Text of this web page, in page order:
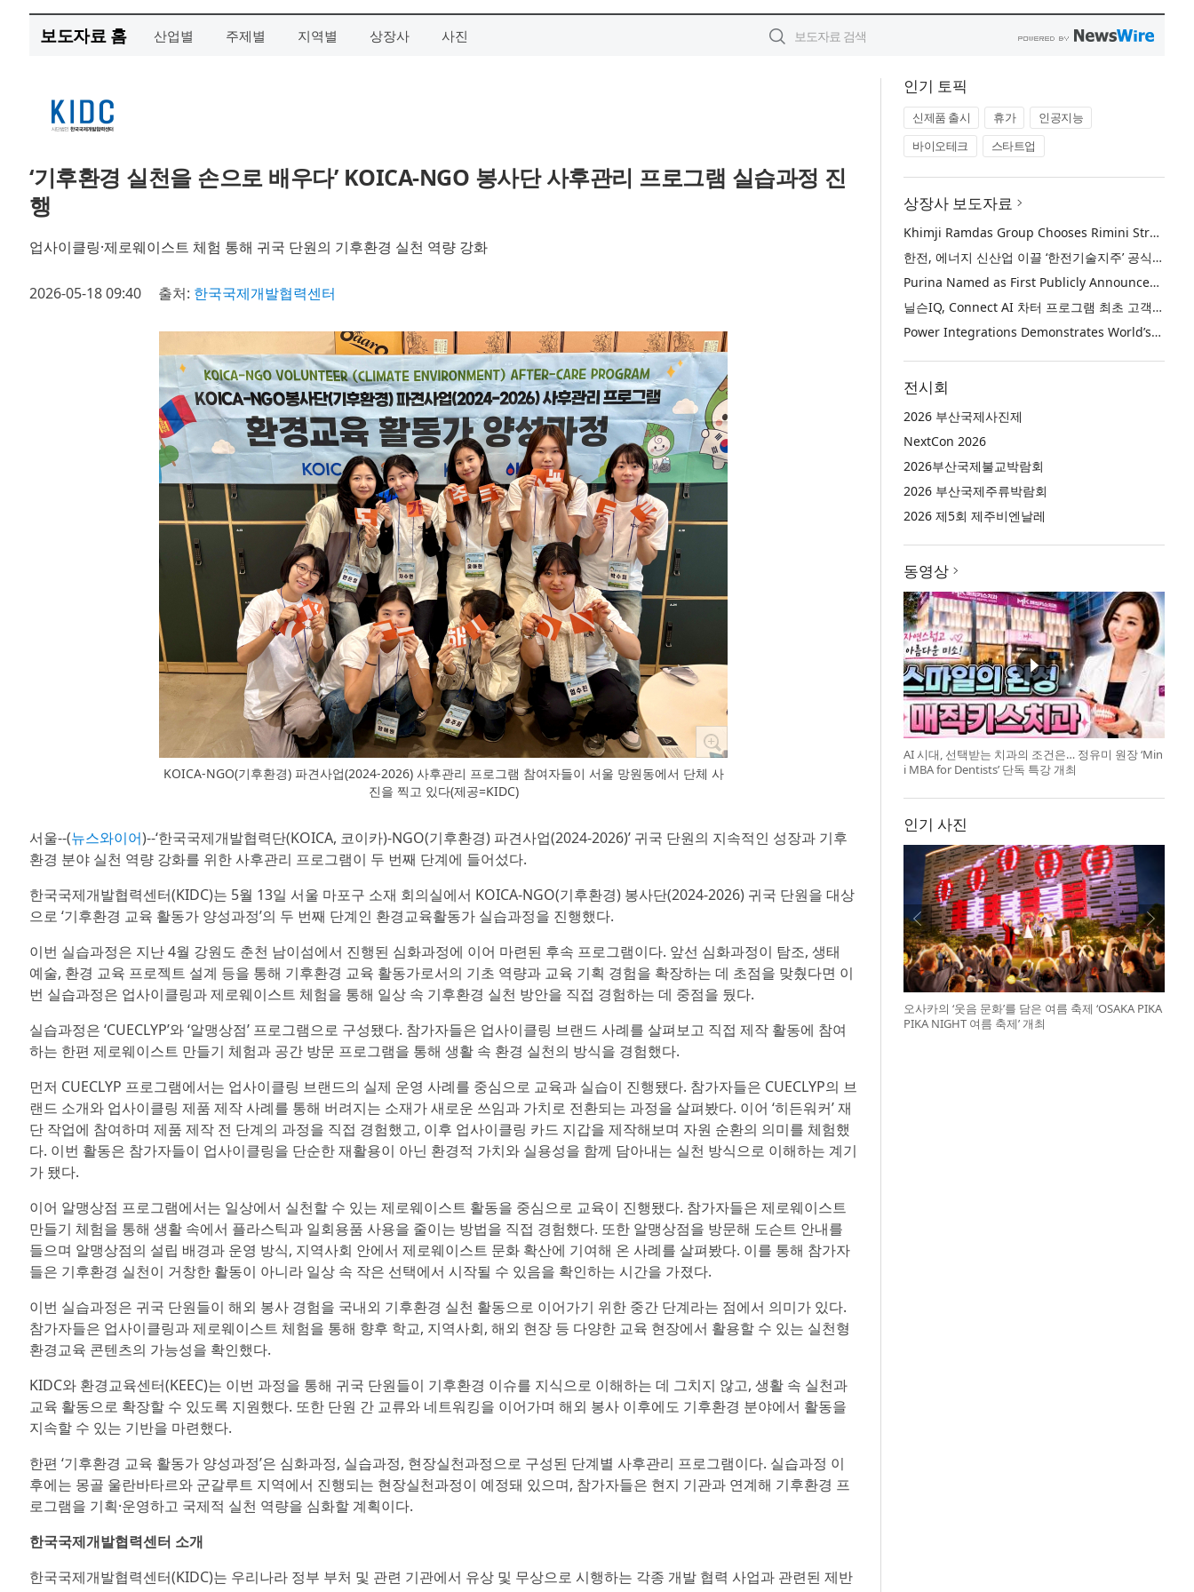
보도자료 홈 산업별 주제별 지역별 상장사 사진
‘기후환경 실천을 손으로 배우다’ KOICA-NGO 봉사단 사후관리 프로그램 실습과정 진
행
업사이클링·제로웨이스트 체험 통해 귀국 단원의 기후환경 실천 역량 강화
2026-05-18 09:40 출처: 한국국제개발협력센터
KOICA-NGO(기후환경) 파견사업(2024-2026) 사후관리 프로그램 참여자들이 서울 망원동에서 단체 사
진을 찍고 있다(제공=KIDC)
서울--(뉴스와이어)--‘한국국제개발협력단(KOICA, 코이카)-NGO(기후환경) 파견사업(2024-2026)’ 귀국 단원의 지속적인 성장과 기후
환경 분야 실천 역량 강화를 위한 사후관리 프로그램이 두 번째 단계에 들어섰다.
한국국제개발협력센터(KIDC)는 5월 13일 서울 마포구 소재 회의실에서 KOICA-NGO(기후환경) 봉사단(2024-2026) 귀국 단원을 대상
으로 ‘기후환경 교육 활동가 양성과정’의 두 번째 단계인 환경교육활동가 실습과정을 진행했다.
이번 실습과정은 지난 4월 강원도 춘천 남이섬에서 진행된 심화과정에 이어 마련된 후속 프로그램이다. 앞선 심화과정이 탐조, 생태
예술, 환경 교육 프로젝트 설계 등을 통해 기후환경 교육 활동가로서의 기초 역량과 교육 기획 경험을 확장하는 데 초점을 맞췄다면 이
번 실습과정은 업사이클링과 제로웨이스트 체험을 통해 일상 속 기후환경 실천 방안을 직접 경험하는 데 중점을 뒀다.
실습과정은 ‘CUECLYP’와 ‘알맹상점’ 프로그램으로 구성됐다. 참가자들은 업사이클링 브랜드 사례를 살펴보고 직접 제작 활동에 참여
하는 한편 제로웨이스트 만들기 체험과 공간 방문 프로그램을 통해 생활 속 환경 실천의 방식을 경험했다.
먼저 CUECLYP 프로그램에서는 업사이클링 브랜드의 실제 운영 사례를 중심으로 교육과 실습이 진행됐다. 참가자들은 CUECLYP의 브
랜드 소개와 업사이클링 제품 제작 사례를 통해 버려지는 소재가 새로운 쓰임과 가치로 전환되는 과정을 살펴봤다. 이어 ‘히든워커’ 재
단 작업에 참여하며 제품 제작 전 단계의 과정을 직접 경험했고, 이후 업사이클링 카드 지갑을 제작해보며 자원 순환의 의미를 체험했
다. 이번 활동은 참가자들이 업사이클링을 단순한 재활용이 아닌 환경적 가치와 실용성을 함께 담아내는 실천 방식으로 이해하는 계기
가 됐다.
이어 알맹상점 프로그램에서는 일상에서 실천할 수 있는 제로웨이스트 활동을 중심으로 교육이 진행됐다. 참가자들은 제로웨이스트
만들기 체험을 통해 생활 속에서 플라스틱과 일회용품 사용을 줄이는 방법을 직접 경험했다. 또한 알맹상점을 방문해 도슨트 안내를
들으며 알맹상점의 설립 배경과 운영 방식, 지역사회 안에서 제로웨이스트 문화 확산에 기여해 온 사례를 살펴봤다. 이를 통해 참가자
들은 기후환경 실천이 거창한 활동이 아니라 일상 속 작은 선택에서 시작될 수 있음을 확인하는 시간을 가졌다.
이번 실습과정은 귀국 단원들이 해외 봉사 경험을 국내외 기후환경 실천 활동으로 이어가기 위한 중간 단계라는 점에서 의미가 있다.
참가자들은 업사이클링과 제로웨이스트 체험을 통해 향후 학교, 지역사회, 해외 현장 등 다양한 교육 현장에서 활용할 수 있는 실천형
환경교육 콘텐츠의 가능성을 확인했다.
KIDC와 환경교육센터(KEEC)는 이번 과정을 통해 귀국 단원들이 기후환경 이슈를 지식으로 이해하는 데 그치지 않고, 생활 속 실천과
교육 활동으로 확장할 수 있도록 지원했다. 또한 단원 간 교류와 네트워킹을 이어가며 해외 봉사 이후에도 기후환경 분야에서 활동을
지속할 수 있는 기반을 마련했다.
한편 ‘기후환경 교육 활동가 양성과정’은 심화과정, 실습과정, 현장실천과정으로 구성된 단계별 사후관리 프로그램이다. 실습과정 이
후에는 몽골 울란바타르와 군갈루트 지역에서 진행되는 현장실천과정이 예정돼 있으며, 참가자들은 현지 기관과 연계해 기후환경 프
로그램을 기획·운영하고 국제적 실천 역량을 심화할 계획이다.
한국국제개발협력센터 소개
한국국제개발협력센터(KIDC)는 우리나라 정부 부처 및 관련 기관에서 유상 및 무상으로 시행하는 각종 개발 협력 사업과 관련된 제반
인기 토픽
신제품 출시 휴가
인공지능
바이오테크
스타트업
상장사 보도자료
Khimji Ramdas Group Chooses Rimini Street to Reduce SAP Support Costs, Protect 700+ Customizations and Reinvest Savings in Innovation
한전, 에너지 신산업 이끌 ‘한전기술지주’ 공식 출범
Purina Named as First Publicly Announced NIQ ConnectAI Charter Client
닐슨IQ, Connect AI 차터 프로그램 최초 고객사 ‘퓨리나’ 선정
Power Integrations Demonstrates World’s First 2200 V GaN Technology for Next-Era High-Voltage Power Systems
전시회
2026 부산국제사진제
NextCon 2026
2026부산국제불교박람회
2026 부산국제주류박람회
2026 제5회 제주비엔날레
동영상
AI 시대, 선택받는 치과의 조건은… 정유미 원장 ‘Min
i MBA for Dentists’ 단독 특강 개최
인기 사진
오사카의 ‘웃음 문화’를 담은 여름 축제 ‘OSAKA PIKA
PIKA NIGHT 여름 축제’ 개최